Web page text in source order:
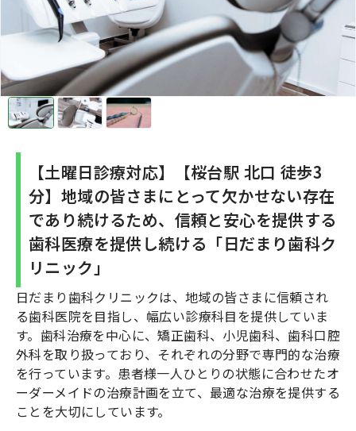
【土曜日診療対応】【桜台駅 北口 徒歩3
分】地域の皆さまにとって欠かせない存在
であり続けるため、信頼と安心を提供する
歯科医療を提供し続ける「日だまり歯科ク
リニック」
日だまり歯科クリニックは、地域の皆さまに信頼され
る歯科医院を目指し、幅広い診療科目を提供していま
す。歯科治療を中心に、矯正歯科、小児歯科、歯科口腔
外科を取り扱っており、それぞれの分野で専門的な治療
を行っています。患者様一人ひとりの状態に合わせたオ
ーダーメイドの治療計画を立て、最適な治療を提供する
ことを大切にしています。